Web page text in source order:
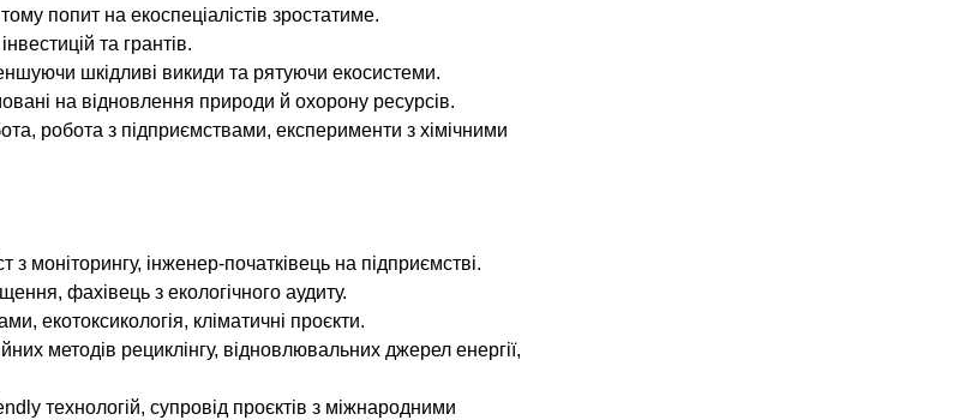
попит на екоспеціалістів зростатиме.
та грантів.
шкідливі викиди та рятуючи екосистеми.
на відновлення природи й охорону ресурсів.
робота з підприємствами, експерименти з хімічними
з моніторингу, інженер-початківець на підприємстві.
фахівець з екологічного аудиту.
екотоксикологія, кліматичні проєкти.
методів рециклінгу, відновлювальних джерел енергії,
технологій, супровід проєктів з міжнародними